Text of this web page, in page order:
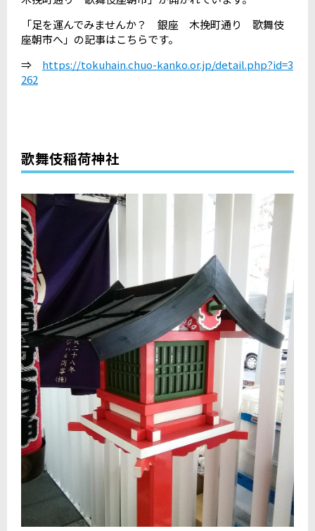
「足を運んでみませんか？ 銀座 木挽町通り 歌舞伎
座朝市へ」の記事はこちらです。
⇒ https://tokuhain.chuo-kanko.or.jp/detail.php?id=3
262
歌舞伎稲荷神社